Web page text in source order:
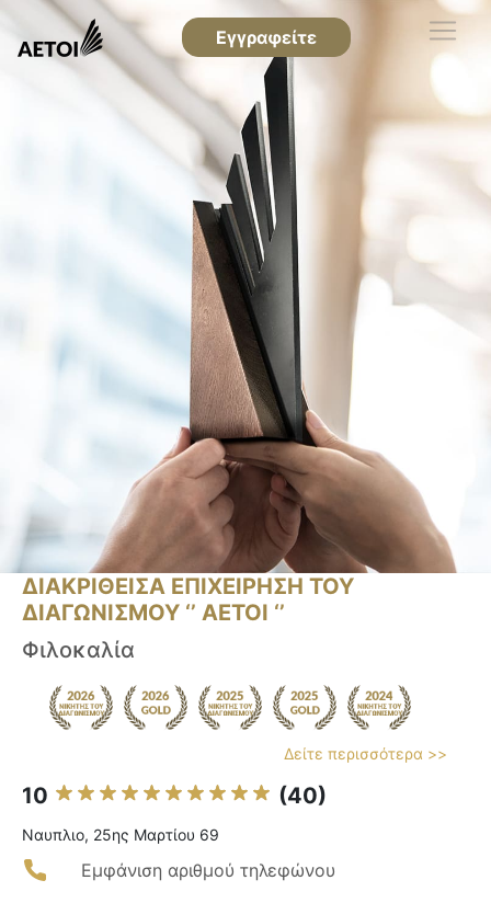
Εγγραφείτε
ΔΙΑΚΡΙΘΕΙΣΑ ΕΠΙΧΕΙΡΗΣΗ ΤΟΥ
ΔΙΑΓΩΝΙΣΜΟΥ ‘’ ΑΕΤΟΙ ‘’
Φιλοκαλία
Δείτε περισσότερα >>
10 (40)
Ναυπλιο, 25ης Μαρτίου 69
Εμφάνιση αριθμού τηλεφώνου